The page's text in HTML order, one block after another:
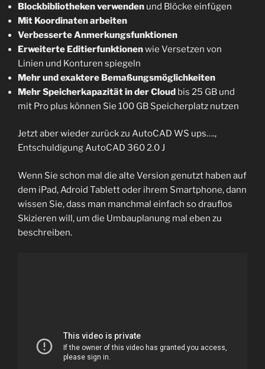
Blockbibliotheken verwenden und Blöcke einfügen
Mit Koordinaten arbeiten
Verbesserte Anmerkungsfunktionen
Erweiterte Editierfunktionenwie Versetzen von
Linien und Konturen spiegeln
Mehr und exaktere Bemaßungsmöglichkeiten
Mehr Speicherkapazität in der Cloud bis 25 GB und
mit Pro plus können Sie 100 GB Speicherplatz nutzen
Jetzt aber wieder zurück zu AutoCAD WS ups….,
Entschuldigung AutoCAD 360 2.0 J
Wenn Sie schon mal die alte Version genutzt haben auf
dem iPad, Adroid Tablett oder ihrem Smartphone, dann
wissen Sie, dass man manchmal einfach so drauflos
Skizieren will, um die Umbauplanung mal eben zu
beschreiben.